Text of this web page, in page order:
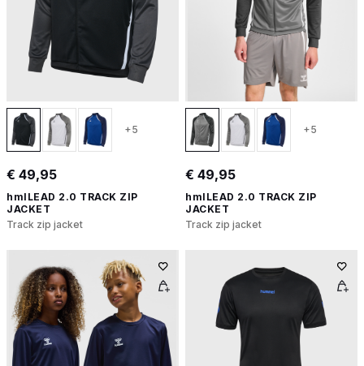
+5
€ 49,95
hmlLEAD 2.0 TRACK ZIP
JACKET
Track zip jacket
+5
€ 49,95
hmlLEAD 2.0 TRACK ZIP
JACKET
Track zip jacket